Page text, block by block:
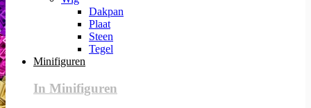
Dakpan
Plaat
Steen
Tegel
Minifiguren
In Minifiguren